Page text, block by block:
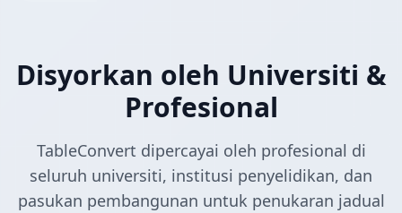
Disyorkan oleh Universiti &
Profesional
TableConvert dipercayai oleh profesional di
seluruh universiti, institusi penyelidikan, dan
pasukan pembangunan untuk penukaran jadual